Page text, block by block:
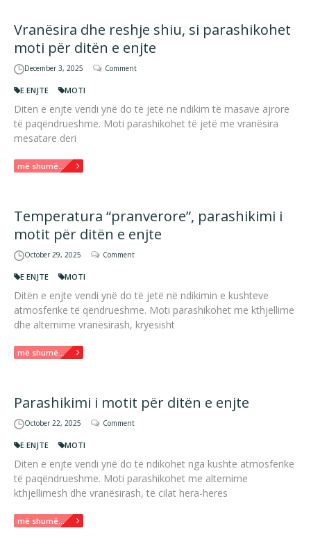
Vranësira dhe reshje shiu, si parashikohet
moti për ditën e enjte
December 3, 2025 Comment
E ENJTE MOTI
Ditën e enjte vendi ynë do të jetë në ndikim të masave ajrore
të paqëndrueshme. Moti parashikohet të jetë me vranësira
mesatare deri
më shumë...
Temperatura “pranverore”, parashikimi i
motit për ditën e enjte
October 29, 2025 Comment
E ENJTE MOTI
Ditën e enjte vendi ynë do të jetë në ndikimin e kushteve
atmosferike të qëndrueshme. Moti parashikohet me kthjellime
dhe alternime vranësirash, kryesisht
më shumë...
Parashikimi i motit për ditën e enjte
October 22, 2025 Comment
E ENJTE MOTI
Ditën e enjte vendi ynë do të ndikohet nga kushte atmosferike
të paqëndrueshme. Moti parashikohet me alternime
kthjellimesh dhe vranësirash, të cilat hera-herës
më shumë...